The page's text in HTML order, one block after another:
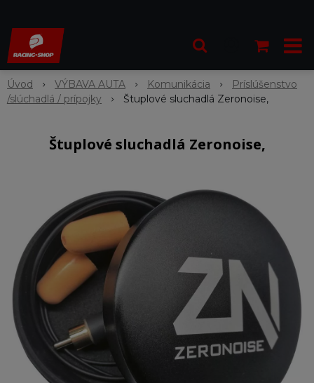
Úvod VÝBAVA AUTA Komunikácia
Príslúšenstvo
/slúchadlá / prípojky
Štuplové sluchadlá Zeronoise,
Štuplové sluchadlá Zeronoise,